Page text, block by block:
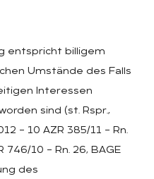
entspricht billigem
Umstände des Falls
Interessen
sind (st. Rspr.,
– 10 AZR 385/11 – Rn.
746/10 – Rn. 26, BAGE
des